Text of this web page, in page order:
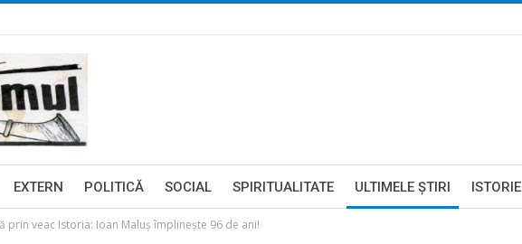
EXTERN POLITICĂ SOCIAL SPIRITUALITATE ULTIMELE ŞTIRI ISTORIE
prin veac Istoria: Ioan Maluș împlinește 96 de ani!